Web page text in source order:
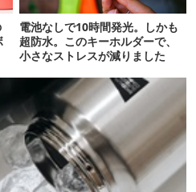
電池なしで10時間発光。しかも
超防水。このキーホルダーで、
小さなストレスが減りました